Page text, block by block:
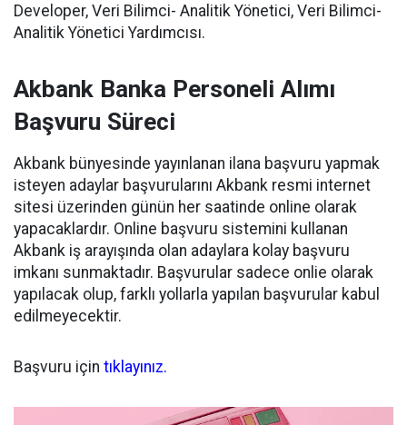
Developer, Veri Bilimci- Analitik Yönetici, Veri Bilimci-
Analitik Yönetici Yardımcısı.
Akbank Banka Personeli Alımı
Başvuru Süreci
Akbank bünyesinde yayınlanan ilana başvuru yapmak
isteyen adaylar başvurularını Akbank resmi internet
sitesi üzerinden günün her saatinde online olarak
yapacaklardır. Online başvuru sistemini kullanan
Akbank iş arayışında olan adaylara kolay başvuru
imkanı sunmaktadır. Başvurular sadece onlie olarak
yapılacak olup, farklı yollarla yapılan başvurular kabul
edilmeyecektir.
Başvuru için tıklayınız.